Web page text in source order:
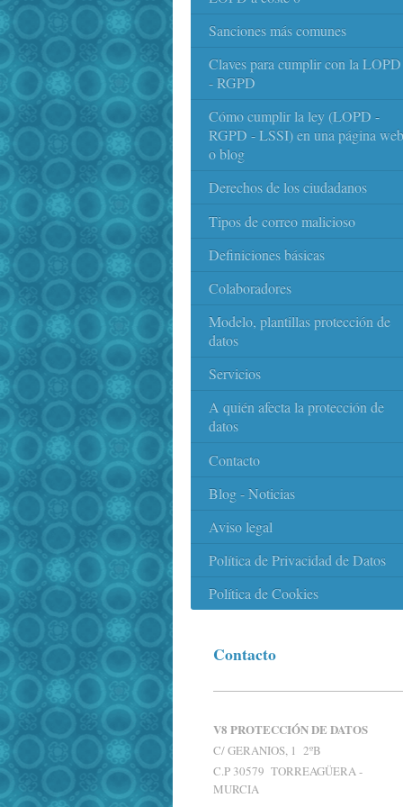
Sanciones más comunes
Claves para cumplir con la LOPD
- RGPD
Cómo cumplir la ley (LOPD -
RGPD - LSSI) en una página web
o blog
Derechos de los ciudadanos
Tipos de correo malicioso
Definiciones básicas
Colaboradores
Modelo, plantillas protección de
datos
Servicios
A quién afecta la protección de
datos
Contacto
Blog - Noticias
Aviso legal
Política de Privacidad de Datos
Política de Cookies
Contacto
V8 PROTECCIÓN DE DATOS
C/ GERANIOS, 1 2ºB
C.P 30579 TORREAGÜERA -
MURCIA